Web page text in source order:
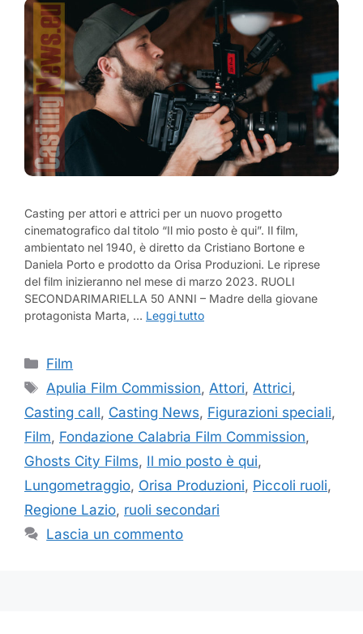
Casting per attori e attrici per un nuovo progetto
cinematografico dal titolo “Il mio posto è qui”. Il film,
ambientato nel 1940, è diretto da Cristiano Bortone e
Daniela Porto e prodotto da Orisa Produzioni. Le riprese
del film inizieranno nel mese di marzo 2023. RUOLI
SECONDARIMARIELLA 50 ANNI – Madre della giovane
protagonista Marta, … Leggi tutto
Categorie
Film
Tag
Apulia Film Commission, Attori, Attrici,
Casting call, Casting News, Figurazioni speciali,
Film, Fondazione Calabria Film Commission,
Ghosts City Films, Il mio posto è qui,
Lungometraggio, Orisa Produzioni, Piccoli ruoli,
Regione Lazio, ruoli secondari
Lascia un commento